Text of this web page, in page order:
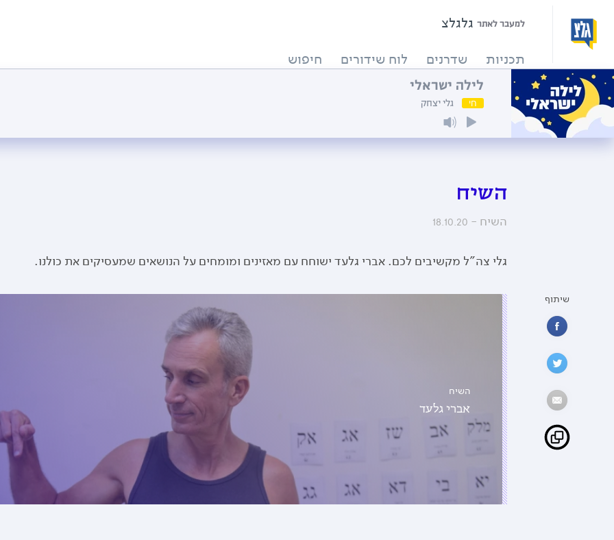
למעבר לאתר גלגלצ
תכניות
שדרנים לוח שידורים חיפוש
לילה ישראלי
חי גלי יצחק
השיח
השיח - 18.10.20
גלי צה"ל מקשיבים לכם. אברי גלעד ישוחח עם מאזינים ומומחים על הנושאים שמעסיקים את כולנו.
שיתוף
השיח
אברי גלעד